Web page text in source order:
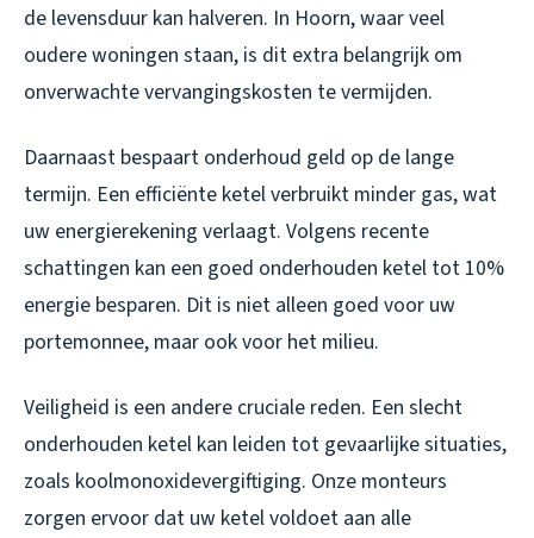
de levensduur kan halveren. In Hoorn, waar veel
oudere woningen staan, is dit extra belangrijk om
onverwachte vervangingskosten te vermijden.
Daarnaast bespaart onderhoud geld op de lange
termijn. Een efficiënte ketel verbruikt minder gas, wat
uw energierekening verlaagt. Volgens recente
schattingen kan een goed onderhouden ketel tot 10%
energie besparen. Dit is niet alleen goed voor uw
portemonnee, maar ook voor het milieu.
Veiligheid is een andere cruciale reden. Een slecht
onderhouden ketel kan leiden tot gevaarlijke situaties,
zoals koolmonoxidevergiftiging. Onze monteurs
zorgen ervoor dat uw ketel voldoet aan alle